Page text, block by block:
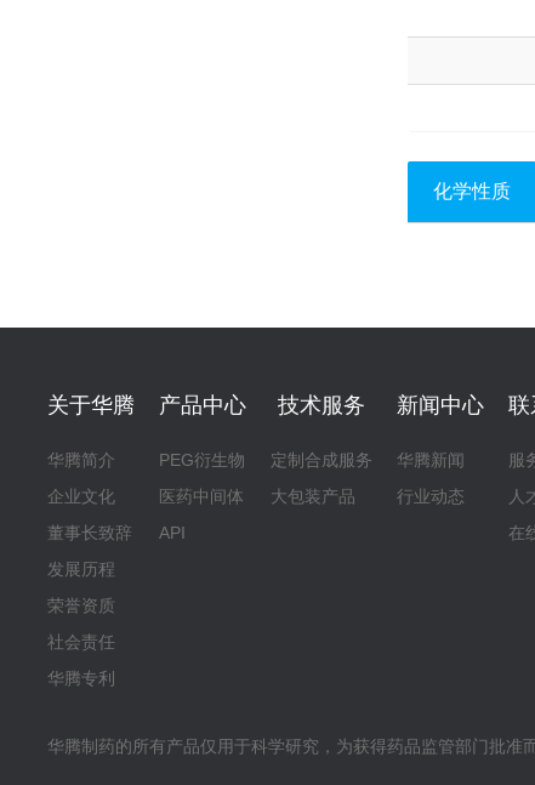
化学性质
关于华腾
华腾简介
企业文化
董事长致辞
发展历程
荣誉资质
社会责任
华腾专利
产品中心
PEG衍生物
医药中间体
API
技术服务
定制合成服务
大包装产品
新闻中心
华腾新闻
行业动态
联
服
人
在
华腾制药的所有产品仅用于科学研究，为获得药品监管部门批准